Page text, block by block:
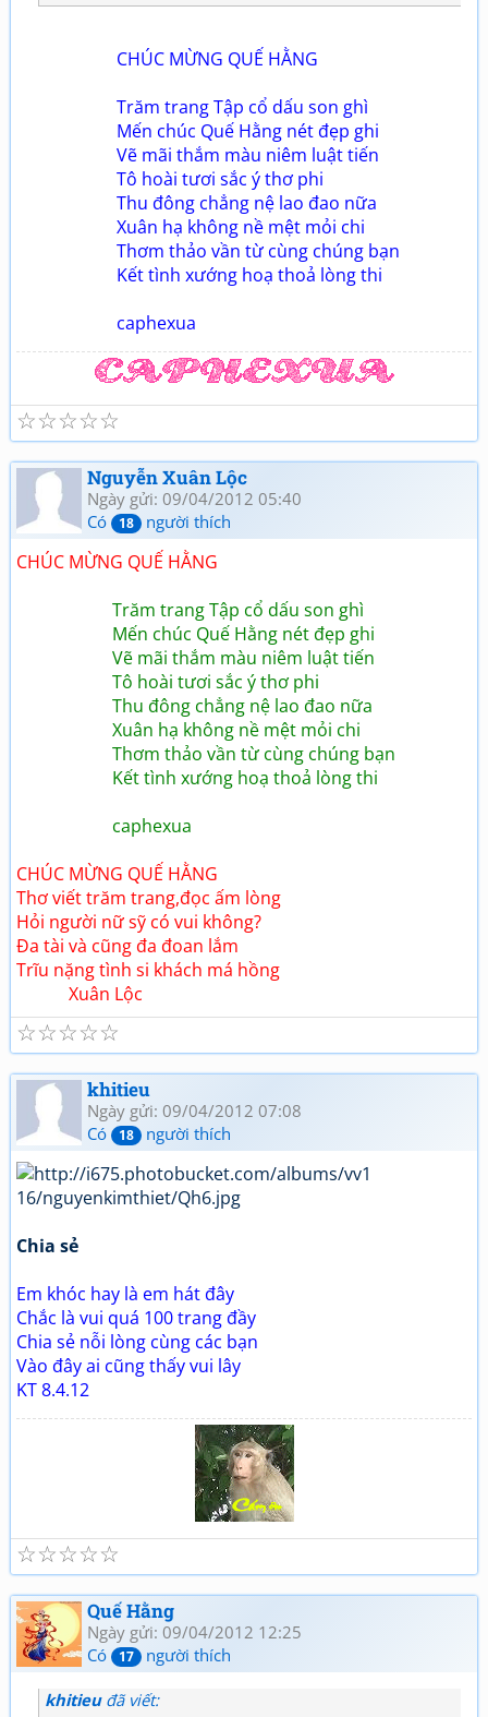
CHÚC MỪNG QUẾ HẰNG
Trăm trang Tập cổ dấu son ghì
Mến chúc Quế Hằng nét đẹp ghi
Vẽ mãi thắm màu niêm luật tiến
Tô hoài tươi sắc ý thơ phi
Thu đông chẳng nệ lao đao nữa
Xuân hạ không nề mệt mỏi chi
Thơm thảo vần từ cùng chúng bạn
Kết tình xướng hoạ thoả lòng thi
caphexua
☆
☆
☆
☆
☆
Nguyễn Xuân Lộc
Ngày gửi: 09/04/2012 05:40
Có
18 người thích
CHÚC MỪNG QUẾ HẰNG
Trăm trang Tập cổ dấu son ghì
Mến chúc Quế Hằng nét đẹp ghi
Vẽ mãi thắm màu niêm luật tiến
Tô hoài tươi sắc ý thơ phi
Thu đông chẳng nệ lao đao nữa
Xuân hạ không nề mệt mỏi chi
Thơm thảo vần từ cùng chúng bạn
Kết tình xướng hoạ thoả lòng thi
caphexua
CHÚC MỪNG QUẾ HẰNG
Thơ viết trăm trang,đọc ấm lòng
Hỏi người nữ sỹ có vui không?
Đa tài và cũng đa đoan lắm
Trĩu nặng tình si khách má hồng
Xuân Lộc
☆
☆
☆
☆
☆
khitieu
Ngày gửi: 09/04/2012 07:08
Có
18 người thích
Chia sẻ
Em khóc hay là em hát đây
Chắc là vui quá 100 trang đầy
Chia sẻ nỗi lòng cùng các bạn
Vào đây ai cũng thấy vui lây
KT 8.4.12
☆
☆
☆
☆
☆
Quế Hằng
Ngày gửi: 09/04/2012 12:25
Có
17 người thích
khitieuđã viết: